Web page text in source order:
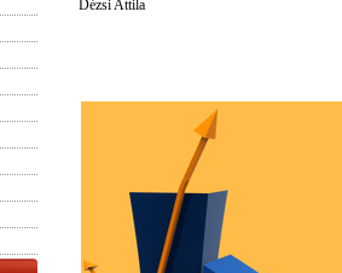
Dézsi Attila